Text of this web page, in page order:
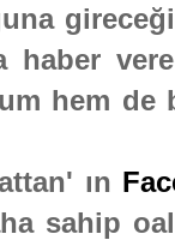
haber
hem
ın
sahip